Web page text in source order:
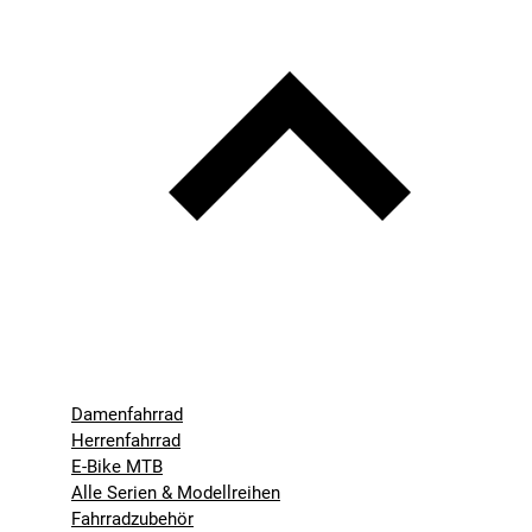
Damenfahrrad
Herrenfahrrad
E-Bike MTB
Alle Serien & Modellreihen
Fahrradzubehör